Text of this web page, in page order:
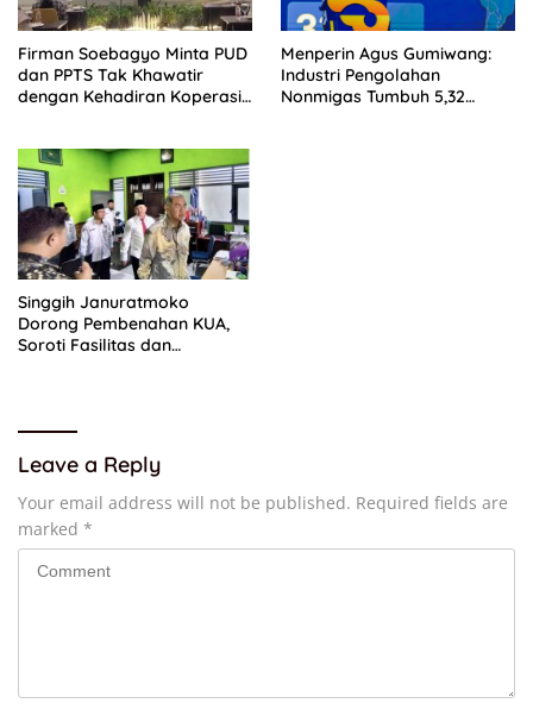
Firman Soebagyo Minta PUD
dan PPTS Tak Khawatir
dengan Kehadiran Koperasi
Menperin Agus Gumiwang:
Industri Pengolahan
Nonmigas Tumbuh 5,32
Singgih Januratmoko
Dorong Pembenahan KUA,
Soroti Fasilitas dan
Leave a Reply
Your email address will not be published. Required fields are
marked *